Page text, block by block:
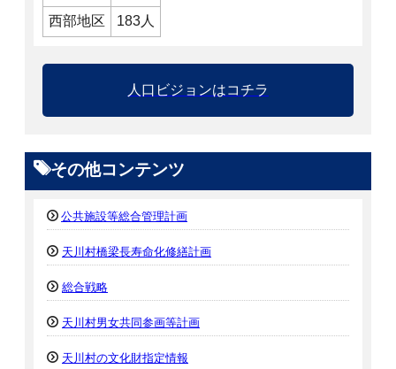
西部地区
183人
人口ビジョンはコチラ
その他コンテンツ
公共施設等総合管理計画
天川村橋梁長寿命化修繕計画
総合戦略
天川村男女共同参画等計画
天川村の文化財指定情報